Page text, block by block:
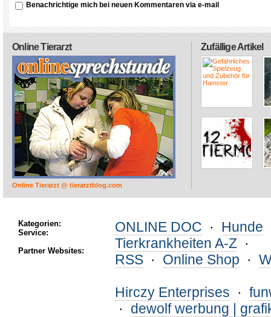
Benachrichtige mich bei neuen Kommentaren via e-mail
Zufällige Artikel
Online Tierarzt
Online Tierarzt @ tierarztblog.com
Kategorien:
Service:
Partner Websites:
ONLINE DOC · Hunde
Tierkrankheiten A-Z ·
RSS · Online Shop ·
Hirczy Enterprises ·
· dewolf werbung |